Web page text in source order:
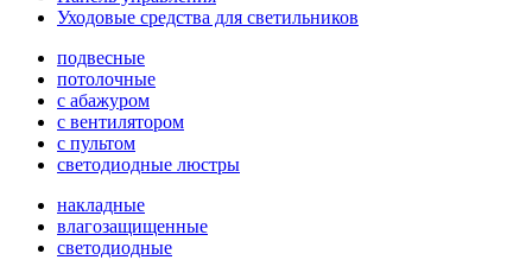
Уходовые средства для светильников
подвесные
потолочные
с абажуром
с вентилятором
с пультом
светодиодные люстры
накладные
влагозащищенные
светодиодные